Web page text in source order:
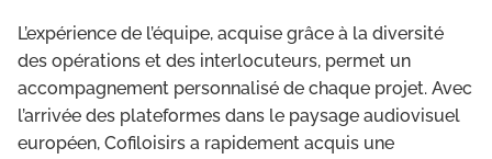
L’expérience de l’équipe, acquise grâce à la diversité
des opérations et des interlocuteurs, permet un
accompagnement personnalisé de chaque projet. Avec
l’arrivée des plateformes dans le paysage audiovisuel
européen, Cofiloisirs a rapidement acquis une